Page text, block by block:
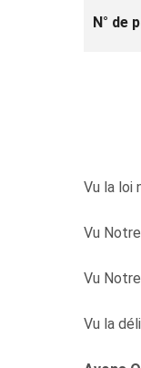
N° de
Vu la loi
Vu
Vu
Vu la